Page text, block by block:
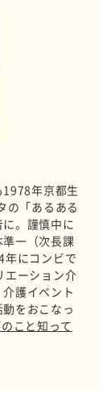
年京都生
の「あるある
。謹慎中に
一（次長課
年にコンビで
エーション介
護イベント
をおこなっ
こと知って